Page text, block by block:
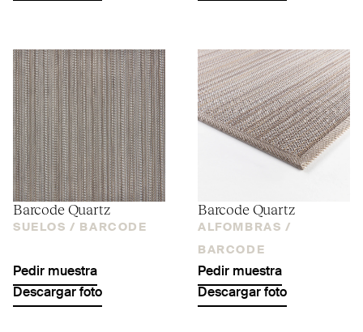
Barcode Quartz
SUELOS / BARCODE
Pedir muestra
Descargar foto
Barcode Quartz
ALFOMBRAS /
BARCODE
Pedir muestra
Descargar foto